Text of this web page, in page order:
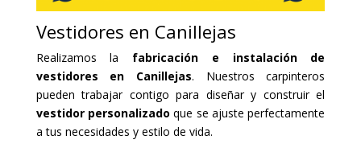
Vestidores en Canillejas
Realizamos la fabricación e instalación de
vestidores en Canillejas. Nuestros carpinteros
pueden trabajar contigo para diseñar y construir el
vestidor personalizado que se ajuste perfectamente
a tus necesidades y estilo de vida.